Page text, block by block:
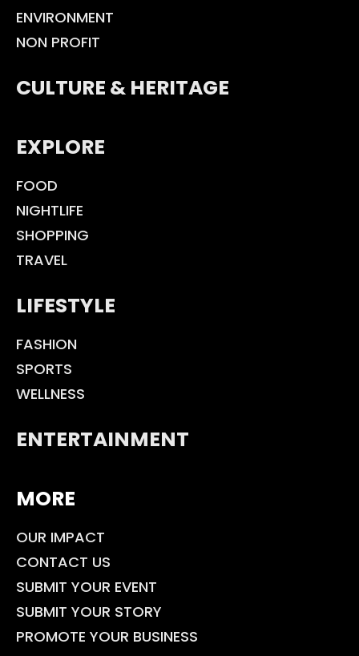
ENVIRONMENT
NON PROFIT
CULTURE & HERITAGE
EXPLORE
FOOD
NIGHTLIFE
SHOPPING
TRAVEL
LIFESTYLE
FASHION
SPORTS
WELLNESS
ENTERTAINMENT
MORE
OUR IMPACT
CONTACT US
SUBMIT YOUR EVENT
SUBMIT YOUR STORY
PROMOTE YOUR BUSINESS